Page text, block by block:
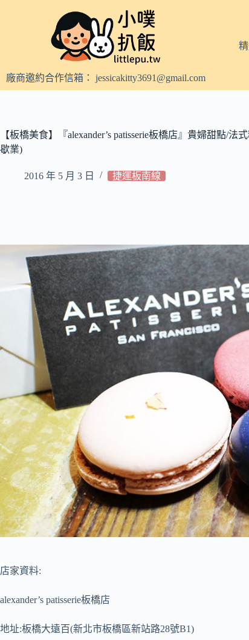
容廠商邀約合作信箱： jessicakitty3691@gmail.com
【板橋美食】『alexander’s patisserie板橋店』貴婦甜點/
歇業)
2016 年 5 月 3 日 捷運板南線
店家資料:
alexander’s patisserie板橋店
地址:板橋大遠百(新北市板橋區新站路28號B1)